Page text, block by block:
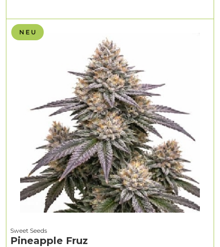
N E U
Sweet Seeds
Pineapple Fruz